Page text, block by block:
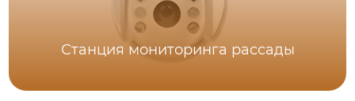
Станция мониторинга рассады